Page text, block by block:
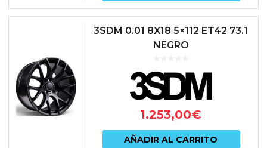
3SDM 0.01 8X18 5×112 ET42 73.1
NEGRO
1.253,00€
AÑADIR AL CARRITO